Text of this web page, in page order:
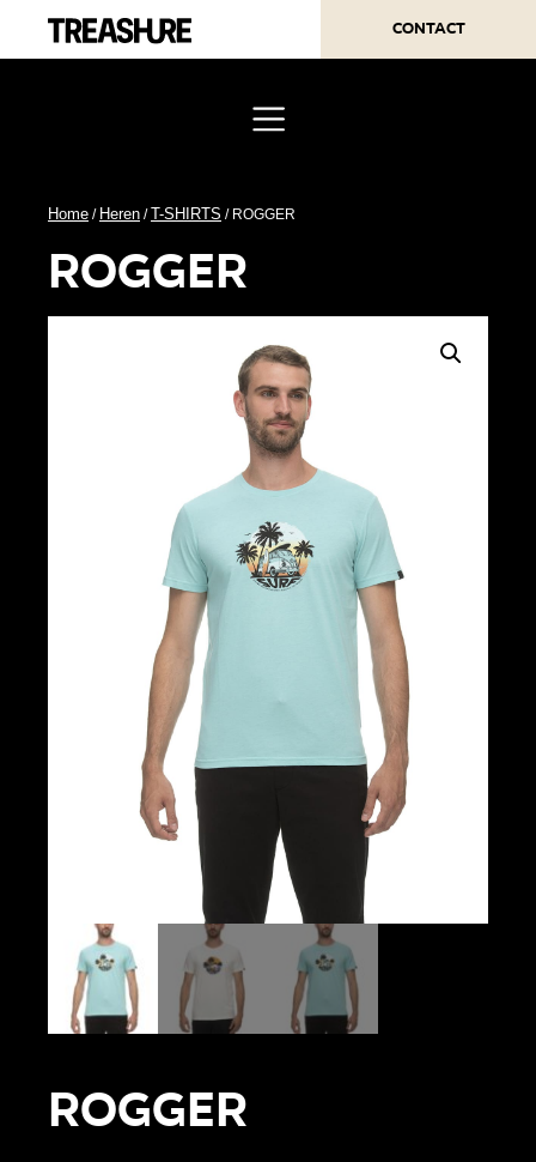
Contact
Home / Heren /T-SHIRTS / ROGGER
rogger
ROGGER